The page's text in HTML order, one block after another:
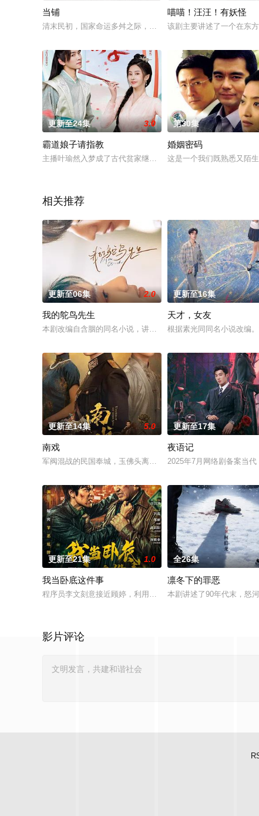
当铺
清末民初，国家命运多舛之际，民族积弱危难之秋。北京城里
喵喵！汪汪！有妖怪
该剧主要讲述了一个在东
更新至24集 3.0
霸道娘子请指教
主播叶瑜然入梦成了古代贫家继母兼婆婆， 拥有四个“拖油瓶”
第30集
婚姻密码
这是一个我们既熟悉又陌
相关推荐
更新至06集 2.0
我的鸵鸟先生
本剧改编自含胭的同名小说，讲述了邻家女孩庞倩（苏晓彤 饰
更新至16集
天才，女友
根据素光同同名小说改编
更新至14集 5.0
南戏
军阀混战的民国奉城，玉佛头离奇失窃，戏班主横尸戏台，将
更新至17集
夜语记
2025年7月网络剧备案当
更新至21集 1.0
我当卧底这件事
程序员李文刻意接近顾婷，利用顾炎女儿奴的属性，请求老炮
全26集
凛冬下的罪恶
本剧讲述了90年代末，怒
影片评论